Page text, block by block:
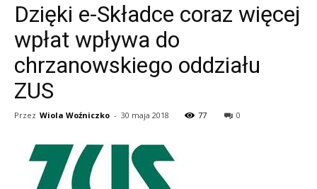
Dzięki e-Składce coraz więcej
wpłat wpływa do
chrzanowskiego oddziału
ZUS
Przez Wiola Woźniczko - 30 maja 2018 77 0